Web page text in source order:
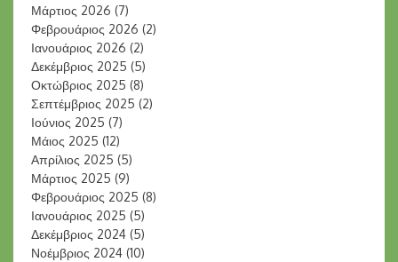
Μάρτιος 2026 (7)
Φεβρουάριος 2026 (2)
Ιανουάριος 2026 (2)
Δεκέμβριος 2025 (5)
Οκτώβριος 2025 (8)
Σεπτέμβριος 2025 (2)
Ιούνιος 2025 (7)
Μάιος 2025 (12)
Απρίλιος 2025 (5)
Μάρτιος 2025 (9)
Φεβρουάριος 2025 (8)
Ιανουάριος 2025 (5)
Δεκέμβριος 2024 (5)
Νοέμβριος 2024 (10)